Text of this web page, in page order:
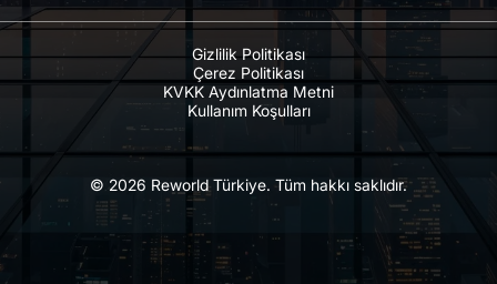
Gizlilik Politikası
Çerez Politikası
KVKK Aydınlatma Metni
Kullanım Koşulları
© 2026 Reworld Türkiye. Tüm hakkı saklıdır.